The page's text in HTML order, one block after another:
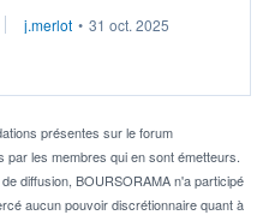
j.merlot • 31 oct. 2025
présentes sur le forum
par les membres qui en sont émetteurs.
diffusion, BOURSORAMA n'a participé
aucun pouvoir discrétionnaire quant à